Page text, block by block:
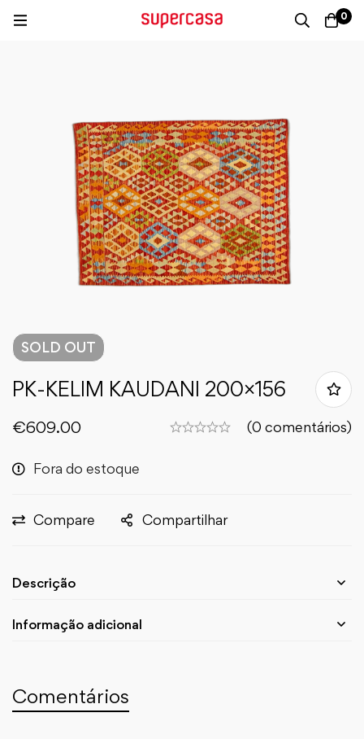
0
SOLD OUT
PK-KELIM KAUDANI 200×156
€609.00 (0 comentários)
Fora do estoque
Compare Compartilhar
Descrição
Informação adicional
Comentários